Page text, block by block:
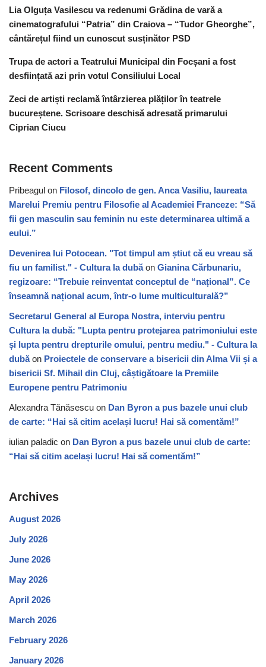
Lia Olguța Vasilescu va redenumi Grădina de vară a
cinematografului “Patria” din Craiova – “Tudor Gheorghe”,
cântărețul fiind un cunoscut susținător PSD
Trupa de actori a Teatrului Municipal din Focșani a fost
desființată azi prin votul Consiliului Local
Zeci de artiști reclamă întârzierea plăților în teatrele
bucureștene. Scrisoare deschisă adresată primarului
Ciprian Ciucu
Recent Comments
Pribeagul on Filosof, dincolo de gen. Anca Vasiliu, laureata
Marelui Premiu pentru Filosofie al Academiei Franceze: “Să
fii gen masculin sau feminin nu este determinarea ultimă a
eului.”
Devenirea lui Potocean. "Tot timpul am știut că eu vreau să
fiu un familist." - Cultura la dubăon Gianina Cărbunariu,
regizoare: “Trebuie reinventat conceptul de “național”. Ce
înseamnă național acum, într-o lume multiculturală?”
Secretarul General al Europa Nostra, interviu pentru
Cultura la dubă: "Lupta pentru protejarea patrimoniului este
și lupta pentru drepturile omului, pentru mediu." - Cultura la
dubăon Proiectele de conservare a bisericii din Alma Vii și a
bisericii Sf. Mihail din Cluj, câștigătoare la Premiile
Europene pentru Patrimoniu
Alexandra Tănăsescu on Dan Byron a pus bazele unui club
de carte: “Hai să citim același lucru! Hai să comentăm!”
iulian paladic on Dan Byron a pus bazele unui club de carte:
“Hai să citim același lucru! Hai să comentăm!”
Archives
August 2026
July 2026
June 2026
May 2026
April 2026
March 2026
February 2026
January 2026